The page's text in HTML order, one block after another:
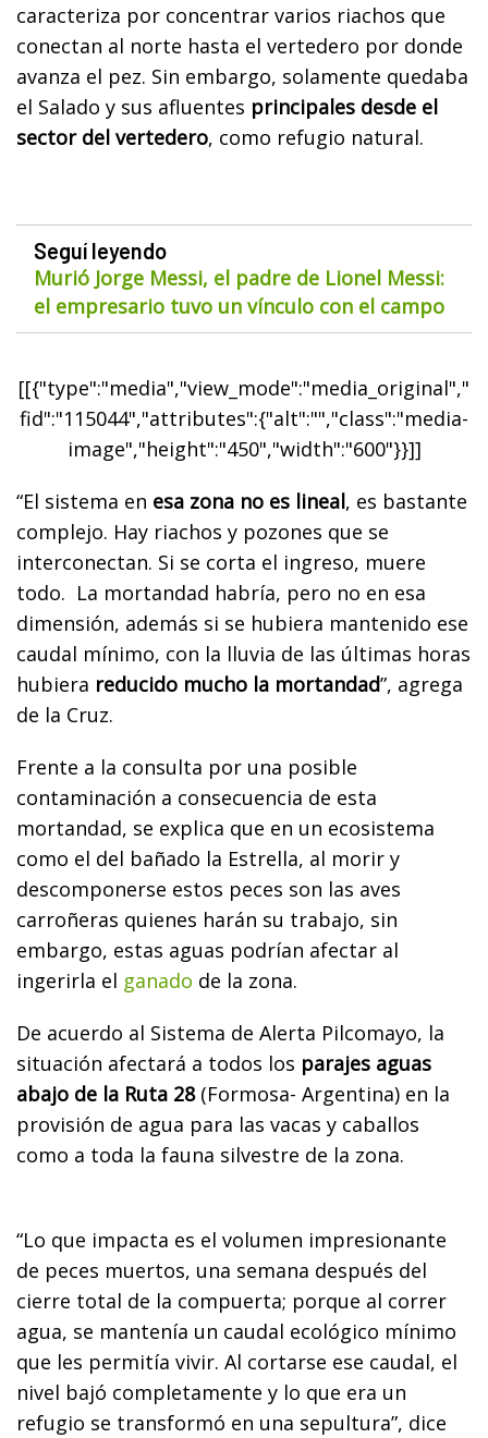
caracteriza por concentrar varios riachos que
conectan al norte hasta el vertedero por donde
avanza el pez. Sin embargo, solamente quedaba
el Salado y sus afluentes principales desde el
sector del vertedero, como refugio natural.
Seguí leyendo
Murió Jorge Messi, el padre de Lionel Messi:
el empresario tuvo un vínculo con el campo
[[{"type":"media","view_mode":"media_original","
fid":"115044","attributes":{"alt":"","class":"media-
image","height":"450","width":"600"}}]]
“El sistema en esa zona no es lineal, es bastante
complejo. Hay riachos y pozones que se
interconectan. Si se corta el ingreso, muere
todo. La mortandad habría, pero no en esa
dimensión, además si se hubiera mantenido ese
caudal mínimo, con la lluvia de las últimas horas
hubiera reducido mucho la mortandad”, agrega
de la Cruz.
Frente a la consulta por una posible
contaminación a consecuencia de esta
mortandad, se explica que en un ecosistema
como el del bañado la Estrella, al morir y
descomponerse estos peces son las aves
carroñeras quienes harán su trabajo, sin
embargo, estas aguas podrían afectar al
ingerirla el ganado de la zona.
De acuerdo al Sistema de Alerta Pilcomayo, la
situación afectará a todos los parajes aguas
abajo de la Ruta 28(Formosa- Argentina) en la
provisión de agua para las vacas y caballos
como a toda la fauna silvestre de la zona.
“Lo que impacta es el volumen impresionante
de peces muertos, una semana después del
cierre total de la compuerta; porque al correr
agua, se mantenía un caudal ecológico mínimo
que les permitía vivir. Al cortarse ese caudal, el
nivel bajó completamente y lo que era un
refugio se transformó en una sepultura”, dice